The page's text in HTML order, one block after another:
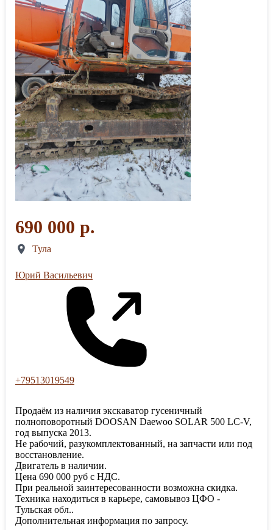
690 000 р.
Тула
Юрий Васильевич
+79513019549
Продаём из наличия экскаватор гусеничный
полноповоротный DOOSAN Daewoo SOLAR 500 LC-V,
год выпуска 2013.
Не рабочий, разукомплектованный, на запчасти или под
восстановление.
Двигатель в наличии.
Цена 690 000 руб с НДС.
При реальной заинтересованности возможна скидка.
Техника находиться в карьере, самовывоз ЦФО -
Тульская обл..
Дополнительная информация по запросу.